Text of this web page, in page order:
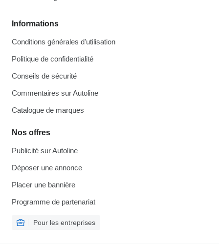
Informations
Conditions générales d'utilisation
Politique de confidentialité
Conseils de sécurité
Commentaires sur Autoline
Catalogue de marques
Nos offres
Publicité sur Autoline
Déposer une annonce
Placer une bannière
Programme de partenariat
Pour les entreprises